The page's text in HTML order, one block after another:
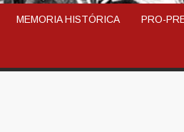
MEMORIA HISTÓRICA PRO-